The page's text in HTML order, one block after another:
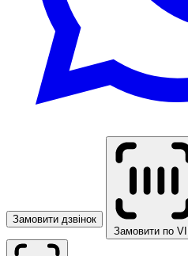
Замовити дзвінок
Замовити по